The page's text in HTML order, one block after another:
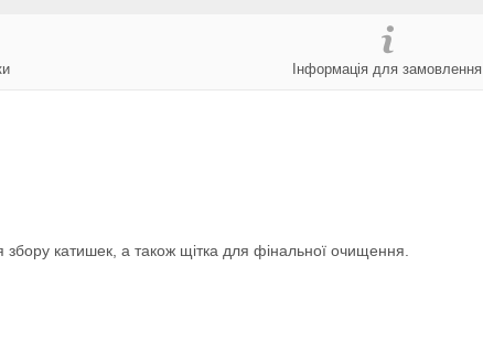
Інформація для замовлення
катишек, а також щітка для фінальної очищення.